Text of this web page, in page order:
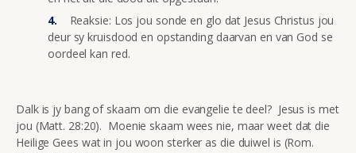
Reaksie: Los jou sonde en glo dat Jesus Christus jou
deur sy kruisdood en opstanding daarvan en van God se
oordeel kan red.
Dalk is jy bang of skaam om die evangelie te deel? Jesus is met
jou (Matt. 28:20). Moenie skaam wees nie, maar weet dat die
Heilige Gees wat in jou woon sterker as die duiwel is (Rom.